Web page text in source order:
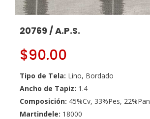
20769 / A.P.S.
$90.00
Tipo de Tela: Lino, Bordado
Ancho de Tapiz: 1.4
Composición: 45%Cv, 33%Pes, 22%Pan
Martindele: 18000